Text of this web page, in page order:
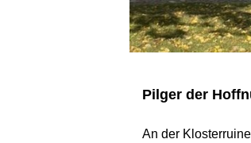
Pilger der
An der